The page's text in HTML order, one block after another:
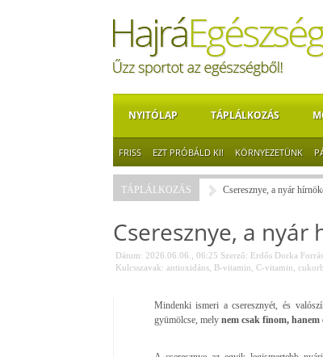
NYITÓLAP TÁPLÁLKOZÁS
FRISS EZT PRÓBÁLD KI! KÖRNYEZETÜNK
TÁPLÁLKOZÁS Cseresznye, a nyár
Cseresznye, a nyár
Dátum: 2026.06.06., 06:25 Szerző: Erdős Dorka
Kulcsszavak: antioxidáns, B-vitamin C-vitamin
Mindenki ismeri a cseresznyét, és
gyümölcse, mely nem csak finom, hanem